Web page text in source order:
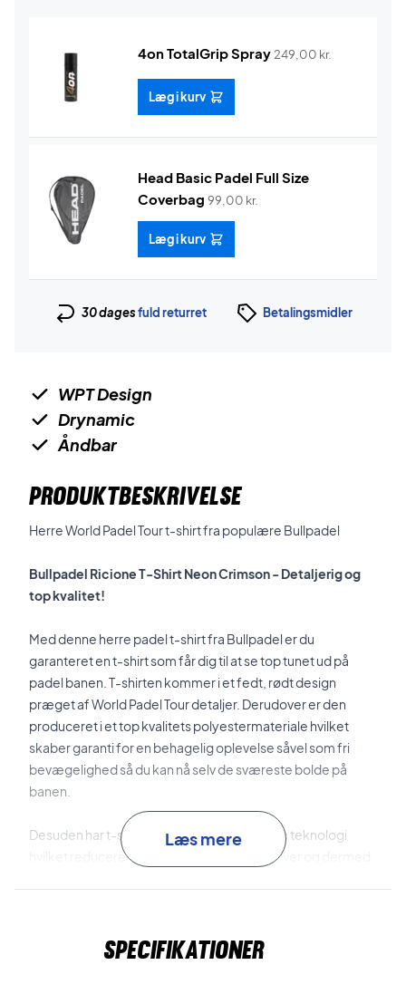
4on TotalGrip Spray 249,00 kr.
Læg i kurv
Head Basic Padel Full Size
Coverbag 99,00 kr.
Læg i kurv
30 dagesfuld returret Betalingsmidler
WPT Design
Drynamic
Åndbar
PRODUKTBESKRIVELSE
Herre World Padel Tour t-shirt fra populære Bullpadel
Bullpadel Ricione T-Shirt Neon Crimson - Detaljerig og
top kvalitet!
Med denne herre padel t-shirt fra Bullpadel er du
garanteret en t-shirt som får dig til at se top tunet ud på
padel banen. T-shirten kommer i et fedt, rødt design
præget af World Padel Tour detaljer. Derudover er den
produceret i et top kvalitets polyestermateriale hvilket
skaber garanti for en behagelig oplevelse såvel som fri
bevægelighed så du kan nå selv de sværeste bolde på
banen.
Desuden har t-shirten den smarteDrynamicteknologi
hvilket reducerer fugtigheden din krop afgiver og dermed
Læs mere
Specifikationer